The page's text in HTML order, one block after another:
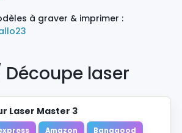
à graver & imprimer :
laser
Laser Master 3
Amazon Banggood